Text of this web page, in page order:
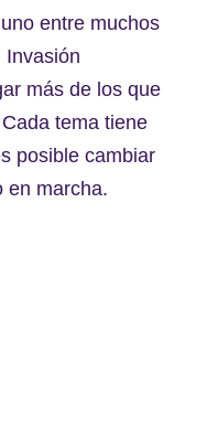
entre muchos
Invasión
más de los que
tema tiene
posible cambiar
en marcha.